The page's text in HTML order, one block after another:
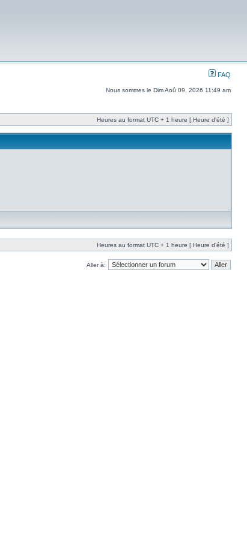
FAQ
Nous sommes le Dim Aoû 09, 2026 11:49 am
Heures au format UTC + 1 heure [ Heure d’été ]
Heures au format UTC + 1 heure [ Heure d’été ]
Aller à: